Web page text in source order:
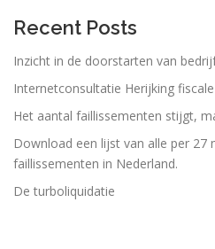
Recent Posts
Inzicht in de doorstarten van
Internetconsultatie Herijking
Het aantal faillissementen stijgt,
Download een lijst van alle per 27
faillissementen in Nederland.
De turboliquidatie